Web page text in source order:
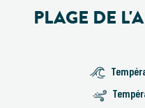
PLAGE DE